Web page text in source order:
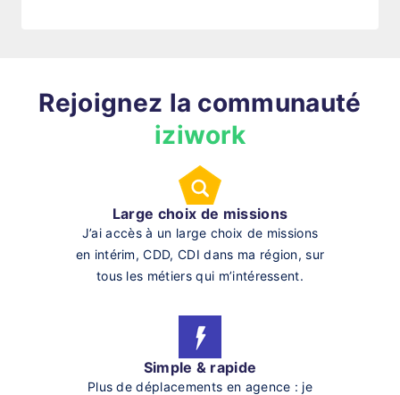
Rejoignez la communauté
iziwork
Large choix de missions
J’ai accès à un large choix de missions
en intérim, CDD, CDI dans ma région, sur
tous les métiers qui m’intéressent.
Simple & rapide
Plus de déplacements en agence : je